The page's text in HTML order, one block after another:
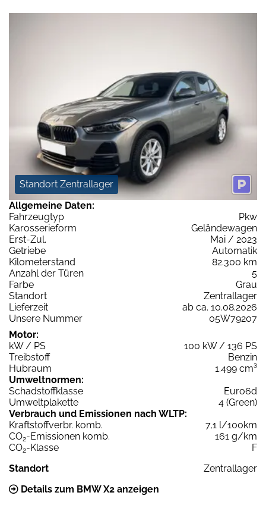
Standort Zentrallager
Allgemeine Daten:
Fahrzeugtyp
Pkw
Karosserieform
Geländewagen
Erst-Zul.
Mai / 2023
Getriebe
Automatik
Kilometerstand
82.300 km
Anzahl der Türen
5
Farbe
Grau
Standort
Zentrallager
Lieferzeit
ab ca. 10.08.2026
Unsere Nummer
05W79207
Motor:
kW / PS
100 kW / 136 PS
Treibstoff
Benzin
Hubraum
1.499 cm³
Umweltnormen:
Schadstoffklasse
Euro6d
Umweltplakette
4 (Green)
Verbrauch und Emissionen nach WLTP:
Kraftstoffverbr. komb.
7,1 l/100km
CO2-Emissionen komb.
161 g/km
CO2-Klasse
F
Standort
Zentrallager
Details zum BMW X2 anzeigen